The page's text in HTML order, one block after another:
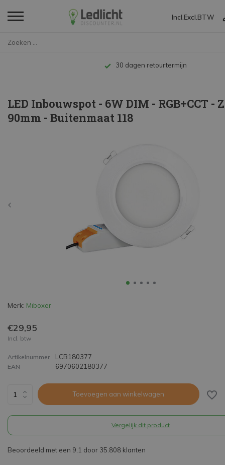
Incl. Excl. BTW
Tot 10 jaar garantie
LED Inbouwspot - 6W DIM - RGB+CCT -
90mm - Buitenmaat 118
Merk: Miboxer
€29,95
Incl. btw
Artikelnummer LCB180377
EAN 6970602180377
Toevoegen aan winkelwagen
Vergelijk dit product
Beoordeeld met een 9,1 door 35.808 klanten